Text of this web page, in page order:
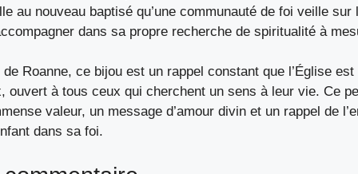
au nouveau baptisé qu’une communauté de foi veille sur
dans sa propre recherche de spiritualité à
Roanne, ce bijou est un rappel constant que l’Église est
ouvert à tous ceux qui cherchent un sens à leur vie. Ce
valeur, un message d’amour divin et un rappel de
dans sa foi.